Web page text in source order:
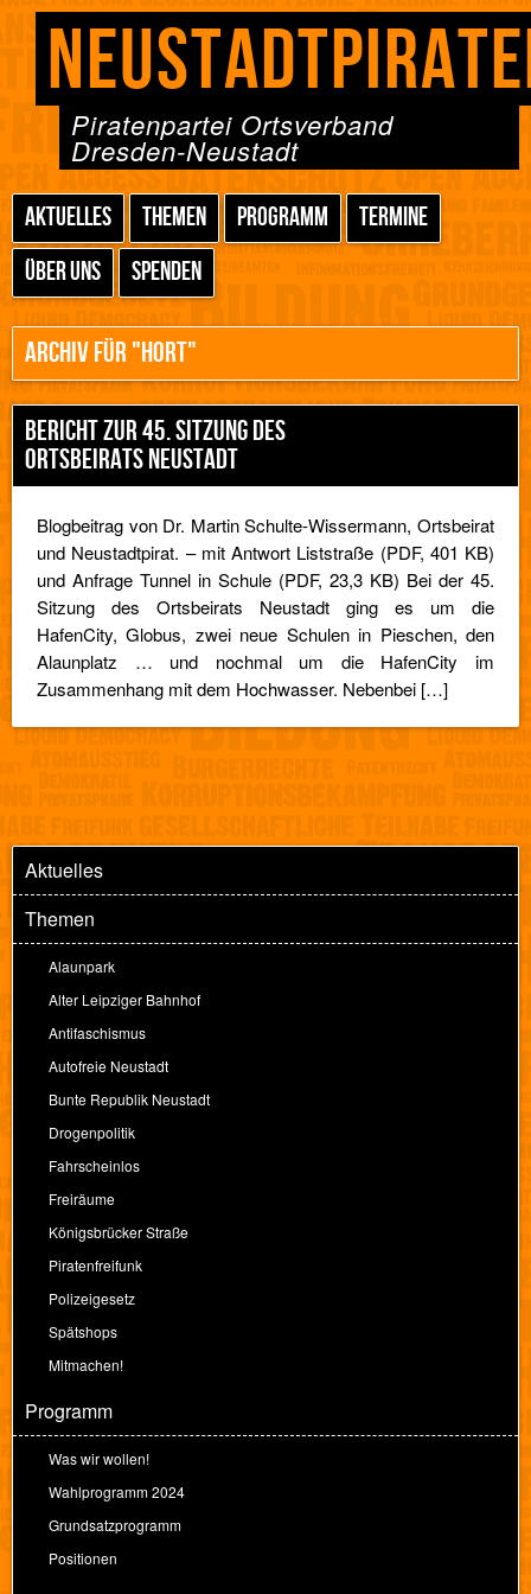
Piratenpartei Ortsverband
Dresden-Neustadt
AKTUELLES THEMEN PROGRAMM
TERMINE
ÜBER UNS
SPENDEN
ARCHIV FÜR "HORT"
BERICHT ZUR 45. SITZUNG DES
ORTSBEIRATS NEUSTADT
Blogbeitrag von Dr. Martin Schulte-Wissermann, Ortsbeirat
und Neustadtpirat. – mit Antwort Liststraße (PDF, 401 KB)
und Anfrage Tunnel in Schule (PDF, 23,3 KB) Bei der 45.
Sitzung des Ortsbeirats Neustadt ging es um die
HafenCity, Globus, zwei neue Schulen in Pieschen, den
Alaunplatz … und nochmal um die HafenCity im
Zusammenhang mit dem Hochwasser. Nebenbei […]
Aktuelles
Themen
Alaunpark
Alter Leipziger Bahnhof
Antifaschismus
Autofreie Neustadt
Bunte Republik Neustadt
Drogenpolitik
Fahrscheinlos
Freiräume
Königsbrücker Straße
Piratenfreifunk
Polizeigesetz
Spätshops
Mitmachen!
Programm
Was wir wollen!
Wahlprogramm 2024
Grundsatzprogramm
Positionen